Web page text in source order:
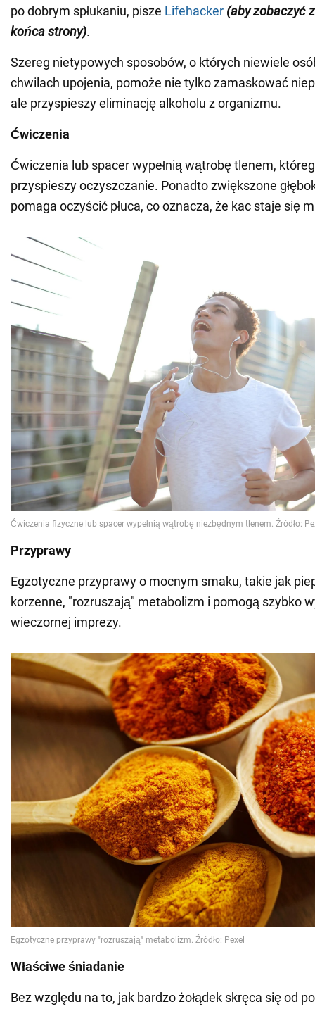
po dobrym spłukaniu, pisze Lifehacker (aby zobaczyć
końca strony).
Szereg nietypowych sposobów, o których niewiele
chwilach upojenia, pomoże nie tylko zamaskować
ale przyspieszy eliminację alkoholu z organizmu.
Ćwiczenia
Ćwiczenia lub spacer wypełnią wątrobę tlenem,
przyspieszy oczyszczanie. Ponadto zwiększone
pomaga oczyścić płuca, co oznacza, że kac staje się
Przyprawy
Egzotyczne przyprawy o mocnym smaku, takie jak
korzenne, "rozruszają" metabolizm i pomogą szybko
wieczornej imprezy.
Właściwe śniadanie
Bez względu na to, jak bardzo żołądek skręca się od